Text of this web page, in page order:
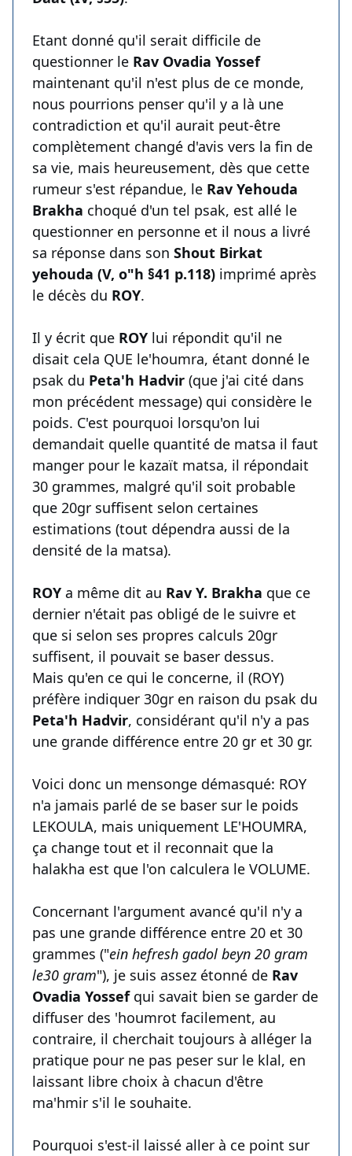
Etant donné qu'il serait difficile de
questionner le Rav Ovadia Yossef
maintenant qu'il n'est plus de ce monde,
nous pourrions penser qu'il y a là une
contradiction et qu'il aurait peut-être
complètement changé d'avis vers la fin de
sa vie, mais heureusement, dès que cette
rumeur s'est répandue, le Rav Yehouda
Brakha choqué d'un tel psak, est allé le
questionner en personne et il nous a livré
sa réponse dans son Shout Birkat
yehouda (V, o"h §41 p.118) imprimé après
le décès du ROY.
Il y écrit que ROY lui répondit qu'il ne
disait cela QUE le'houmra, étant donné le
psak du Peta'h Hadvir (que j'ai cité dans
mon précédent message) qui considère le
poids. C'est pourquoi lorsqu'on lui
demandait quelle quantité de matsa il faut
manger pour le kazaït matsa, il répondait
30 grammes, malgré qu'il soit probable
que 20gr suffisent selon certaines
estimations (tout dépendra aussi de la
densité de la matsa).
ROY a même dit au Rav Y. Brakha que ce
dernier n'était pas obligé de le suivre et
que si selon ses propres calculs 20gr
suffisent, il pouvait se baser dessus.
Mais qu'en ce qui le concerne, il (ROY)
préfère indiquer 30gr en raison du psak du
Peta'h Hadvir, considérant qu'il n'y a pas
une grande différence entre 20 gr et 30 gr.
Voici donc un mensonge démasqué: ROY
n'a jamais parlé de se baser sur le poids
LEKOULA, mais uniquement LE'HOUMRA,
ça change tout et il reconnait que la
halakha est que l'on calculera le VOLUME.
Concernant l'argument avancé qu'il n'y a
pas une grande différence entre 20 et 30
grammes ("ein hefresh gadol beyn 20 gram
le30 gram"), je suis assez étonné de Rav
Ovadia Yossefqui savait bien se garder de
diffuser des 'houmrot facilement, au
contraire, il cherchait toujours à alléger la
pratique pour ne pas peser sur le klal, en
laissant libre choix à chacun d'être
ma'hmir s'il le souhaite.
Pourquoi s'est-il laissé aller à ce point sur